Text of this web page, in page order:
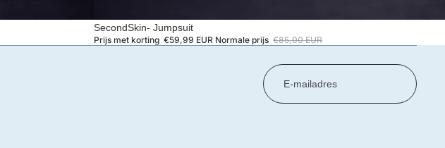
SecondSkin- Jumpsuit
Prijs met korting €59,99 EUR Normale prijs €85,00 EUR